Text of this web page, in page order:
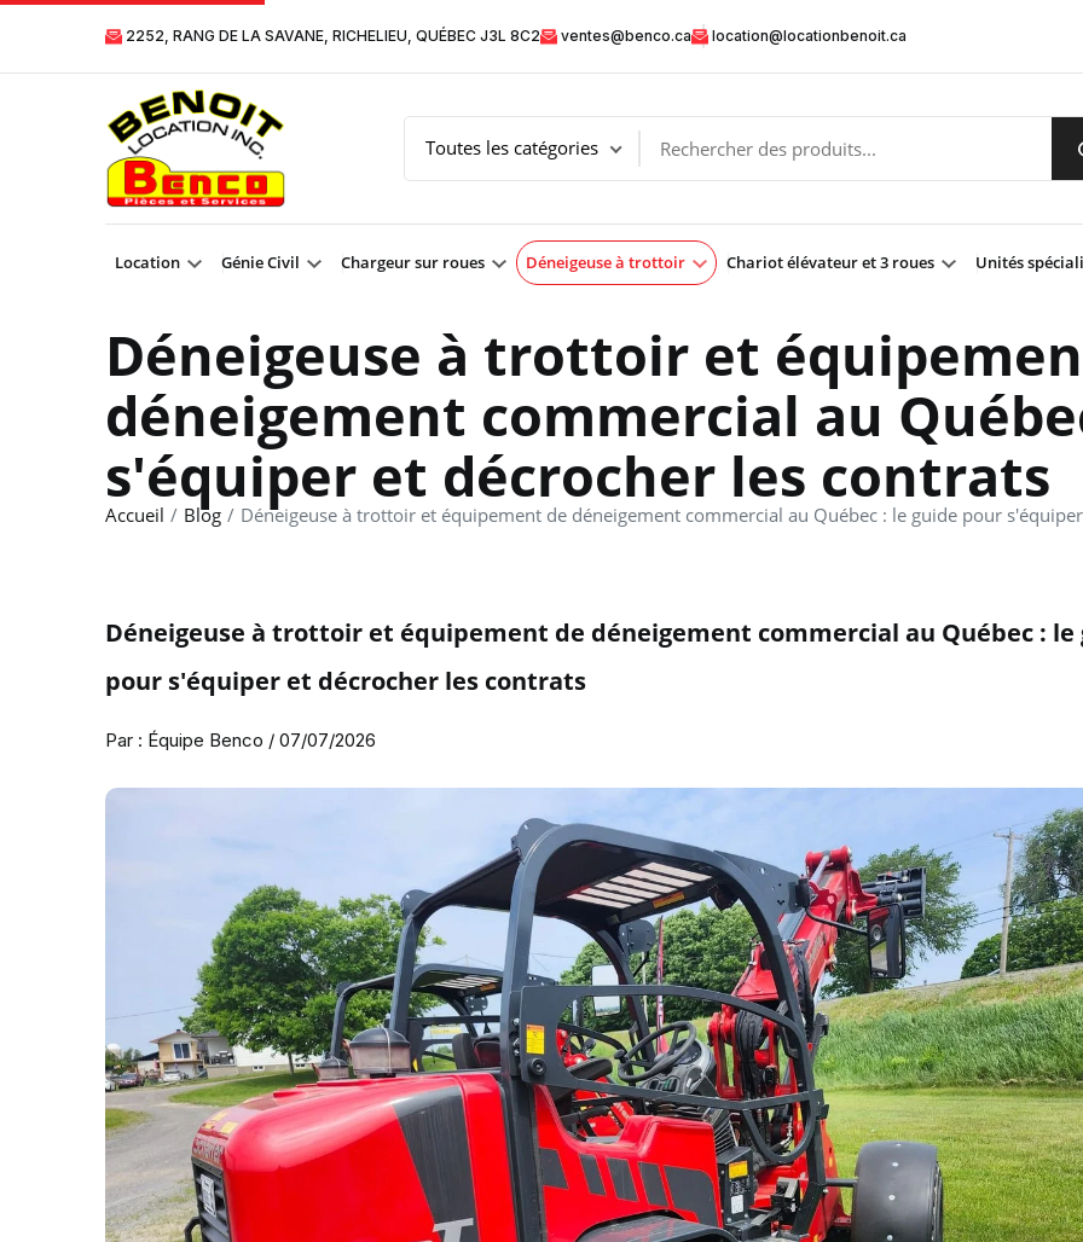
2252, RANG DE LA SAVANE, RICHELIEU, QUÉBEC J3L 8C2 ventes@benco.ca location@locationbenoit.ca
Location Génie Civil Chargeur sur roues Déneigeuse à trottoir Chariot élévateur et 3 roues Unités
Déneigeuse à trottoir et
déneigement commercial au
s'équiper et décrocher les contrats
Accueil Blog Déneigeuse à trottoir et équipement de déneigement commercial au Québec : le guide pour
Déneigeuse à trottoir et équipement de déneigement commercial au Québec : le
pour s'équiper et décrocher les contrats
Par : Équipe Benco / 07/07/2026